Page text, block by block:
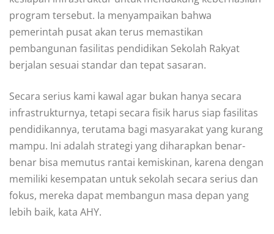
program tersebut. Ia menyampaikan bahwa
pemerintah pusat akan terus memastikan
pembangunan fasilitas pendidikan Sekolah Rakyat
berjalan sesuai standar dan tepat sasaran.
Secara serius kami kawal agar bukan hanya secara
infrastrukturnya, tetapi secara fisik harus siap fasilitas
pendidikannya, terutama bagi masyarakat yang kurang
mampu. Ini adalah strategi yang diharapkan benar-
benar bisa memutus rantai kemiskinan, karena dengan
memiliki kesempatan untuk sekolah secara serius dan
fokus, mereka dapat membangun masa depan yang
lebih baik, kata AHY.